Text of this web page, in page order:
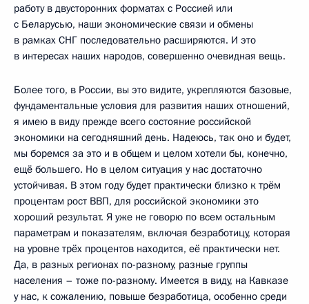
работу в двусторонних форматах с Россией или
с Беларусью, наши экономические связи и обмены
в рамках СНГ последовательно расширяются. И это
в интересах наших народов, совершенно очевидная вещь.
Более того, в России, вы это видите, укрепляются базовые,
фундаментальные условия для развития наших отношений,
я имею в виду прежде всего состояние российской
экономики на сегодняшний день. Надеюсь, так оно и будет,
мы боремся за это и в общем и целом хотели бы, конечно,
ещё большего. Но в целом ситуация у нас достаточно
устойчивая. В этом году будет практически близко к трём
процентам рост ВВП, для российской экономики это
хороший результат. Я уже не говорю по всем остальным
параметрам и показателям, включая безработицу, которая
на уровне трёх процентов находится, её практически нет.
Да, в разных регионах по-разному, разные группы
населения – тоже по-разному. Имеется в виду, на Кавказе
у нас, к сожалению, повыше безработица, особенно среди